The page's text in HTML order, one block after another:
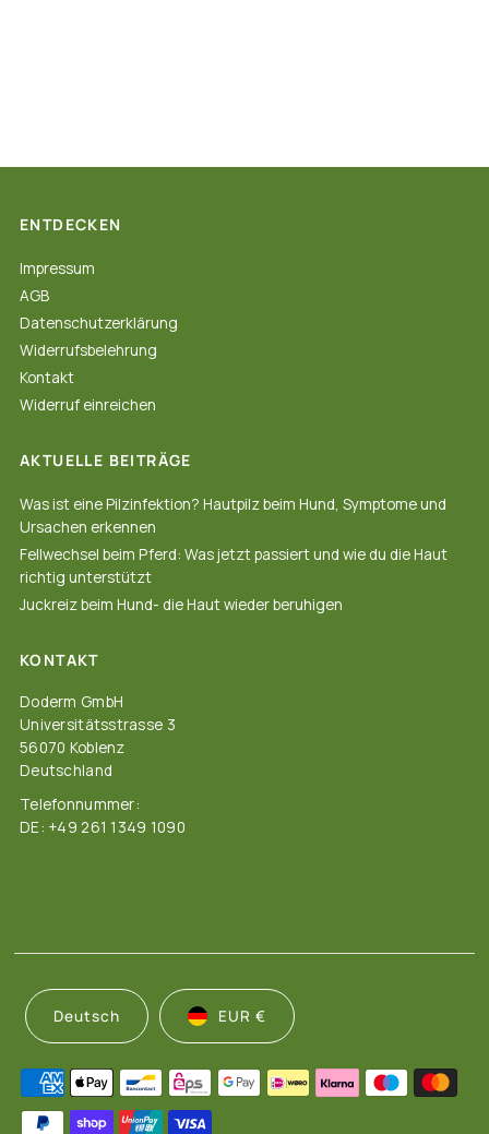
ENTDECKEN
Impressum
AGB
Datenschutzerklärung
Widerrufsbelehrung
Kontakt
Widerruf einreichen
AKTUELLE BEITRÄGE
Was ist eine Pilzinfektion? Hautpilz beim Hund, Symptome und
Ursachen erkennen
Fellwechsel beim Pferd: Was jetzt passiert und wie du die Haut
richtig unterstützt
Juckreiz beim Hund- die Haut wieder beruhigen
KONTAKT
Doderm GmbH
Universitätsstrasse 3
56070 Koblenz
Deutschland
Telefonnummer:
DE: +49 261 1349 1090
Deutsch EUR €